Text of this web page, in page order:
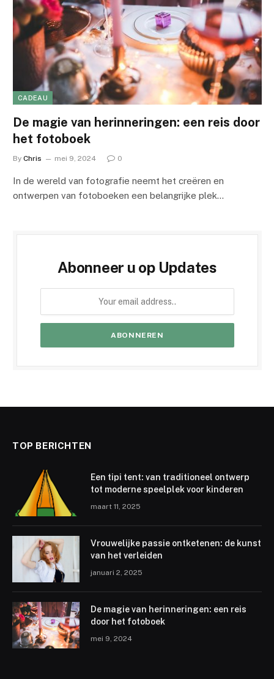
CADEAU
De magie van herinneringen: een reis door
het fotoboek
By Chris mei 9, 2024 0
In de wereld van fotografie neemt het creëren en
ontwerpen van fotoboeken een belangrijke plek…
Abonneer u op Updates
TOP BERICHTEN
Een tipi tent: van traditioneel ontwerp
tot moderne speelplek voor kinderen
maart 11, 2025
Vrouwelijke passie ontketenen: de kunst
van het verleiden
januari 2, 2025
De magie van herinneringen: een reis
door het fotoboek
mei 9, 2024